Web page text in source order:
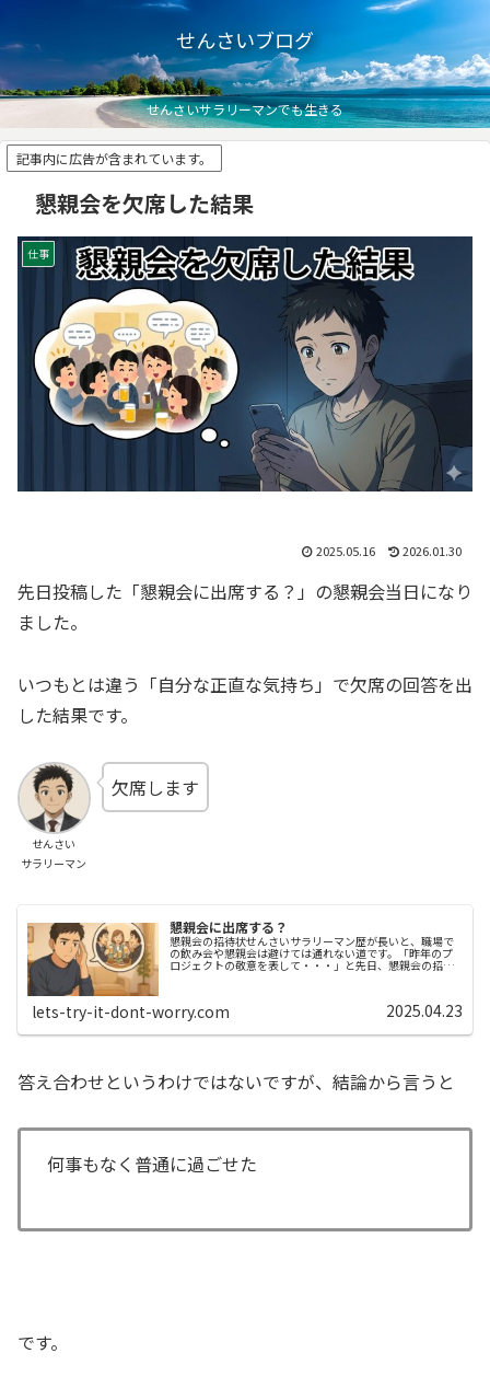
せんさいブログ
せんさいサラリーマンでも生きる
記事内に広告が含まれています。
懇親会を欠席した結果
仕事
2025.05.16 2026.01.30
先日投稿した「懇親会に出席する？」の懇親会当日になり
ました。
いつもとは違う「自分な正直な気持ち」で欠席の回答を出
した結果です。
せんさい
サラリーマン
欠席します
懇親会に出席する？
懇親会の招待状せんさいサラリーマン歴が長いと、職場で
の飲み会や懇親会は避けては通れない道です。「昨年のプ
ロジェクトの敬意を表して・・・」と先日、懇親会の招待
を頂きました。結論からいうと欠席の道を選びました。い
lets-try-it-dont-worry.com 2025.04.23
答え合わせというわけではないですが、結論から言うと
何事もなく普通に過ごせた
です。